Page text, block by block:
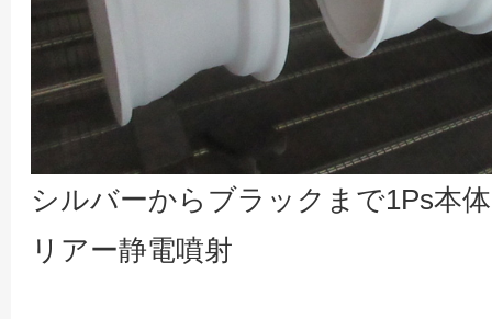
シルバーからブラックまで1Ps本
リアー静電噴射